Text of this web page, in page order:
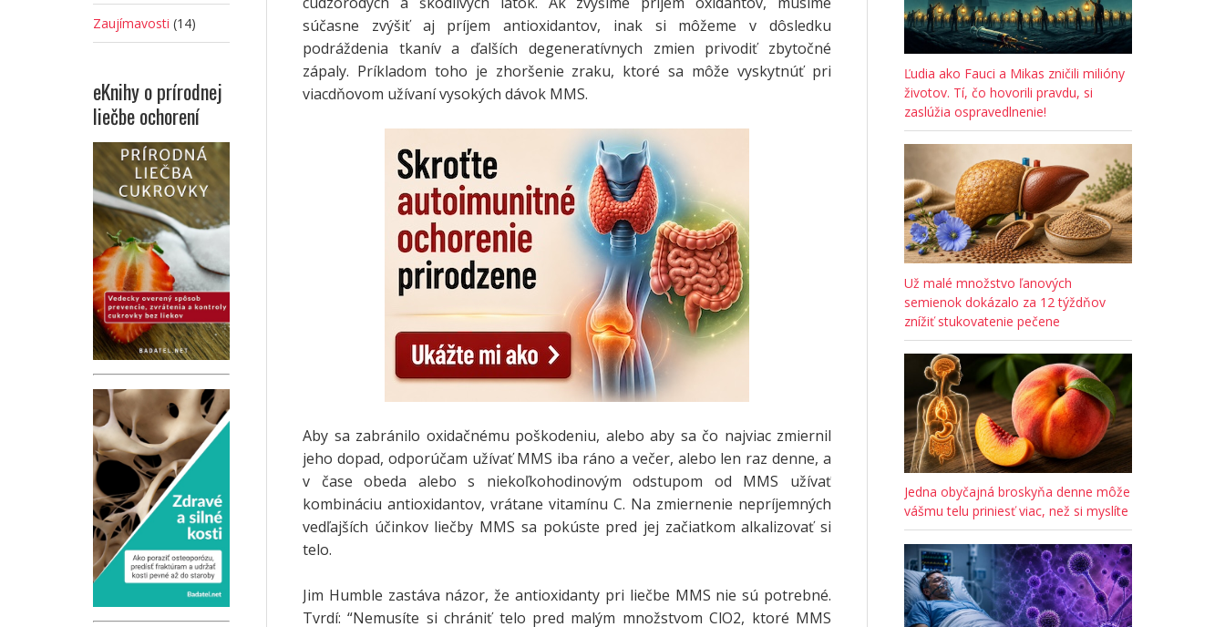
súčasne zvýšiť aj príjem antioxidantov, inak si môžeme v dôsledku
podráždenia tkanív a ďalších degeneratívnych zmien privodiť zbytočné
zápaly. Príkladom toho je zhoršenie zraku, ktoré sa môže vyskytnúť pri
viacdňovom užívaní vysokých dávok MMS.
Aby sa zabránilo oxidačnému poškodeniu, alebo aby sa čo najviac zmiernil
jeho dopad, odporúčam užívať MMS iba ráno a večer, alebo len raz denne, a
v čase obeda alebo s niekoľkohodinovým odstupom od MMS užívať
kombináciu antioxidantov, vrátane vitamínu C. Na zmiernenie nepríjemných
vedľajších účinkov liečby MMS sa pokúste pred jej začiatkom alkalizovať si
telo.
Jim Humble zastáva názor, že antioxidanty pri liečbe MMS nie sú potrebné.
Tvrdí: “Nemusíte si chrániť telo pred malým množstvom ClO2, ktoré MMS
Ľudia ako Fauci a Mikas zničili milióny
životov. Tí, čo hovorili pravdu, si
zaslúžia ospravedlnenie!
Už malé množstvo ľanových
semienok dokázalo za 12 týždňov
znížiť stukovatenie pečene
Jedna obyčajná broskyňa denne môže
vášmu telu priniesť viac, než si myslíte
Zaujímavosti (14)
eKnihy o prírodnej
liečbe ochorení